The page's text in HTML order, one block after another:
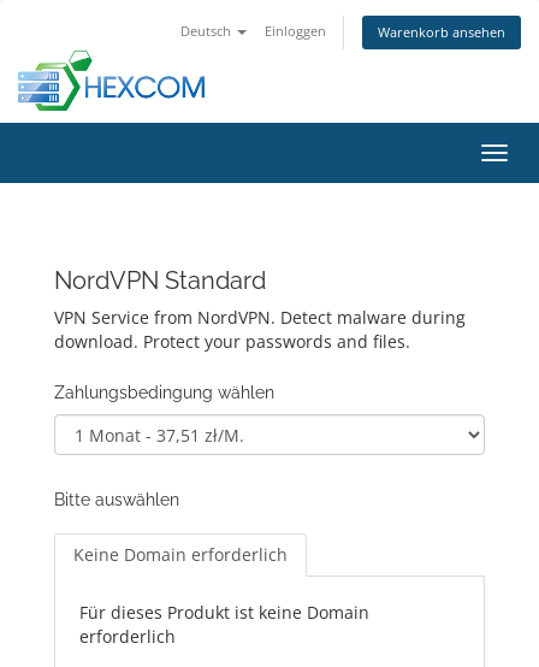
Deutsch Einloggen Warenkorb ansehen
ein-/
NordVPN Standard
VPN Service from NordVPN. Detect malware during
download. Protect your passwords and files.
Zahlungsbedingung wählen
Bitte auswählen
Keine Domain erforderlich
Für dieses Produkt ist keine Domain
erforderlich